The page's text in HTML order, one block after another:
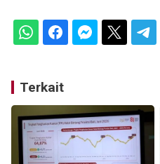
Terkait